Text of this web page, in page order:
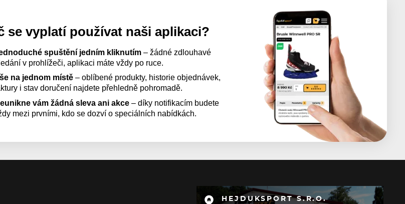
se vyplatí používat naši aplikaci?
spuštění jedním kliknutím – žádné zdlouhavé
v prohlížeči, aplikaci máte vždy po ruce.
na jednom místě – oblíbené produkty, historie objednávek,
i stav doručení najdete přehledně pohromadě.
vám žádná sleva ani akce – díky notifikacím budete
mezi prvními, kdo se dozví o speciálních nabídkách.
HEJDUKSPORT S.R.O.